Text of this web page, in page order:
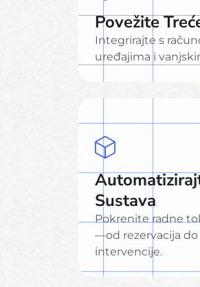
Povežite
Integrirajte s
uređajima i
Sustava
Pokrenite radne
—od rezervacija
intervencije.